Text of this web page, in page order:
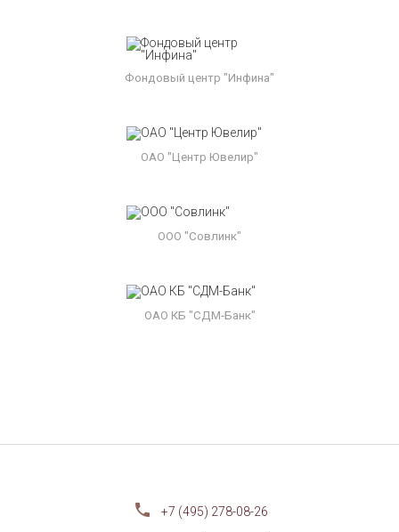
Фондовый центр "Инфина"
ОАО "Центр Ювелир"
ООО "Совлинк"
ОАО КБ "СДМ-Банк"
+7 (495) 278-08-26